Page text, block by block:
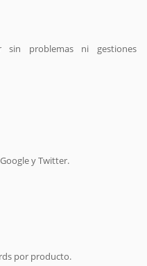
sin problemas ni gestiones
y Twitter.
por producto.